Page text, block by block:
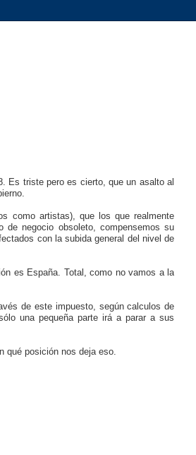
Es triste pero es cierto, que un asalto al
como artistas), que los que realmente
negocio obsoleto, compensemos su
con la subida general del nivel de
es España. Total, como no vamos a la
de este impuesto, según calculos de
una pequeña parte irá a parar a sus
qué posición nos deja eso.